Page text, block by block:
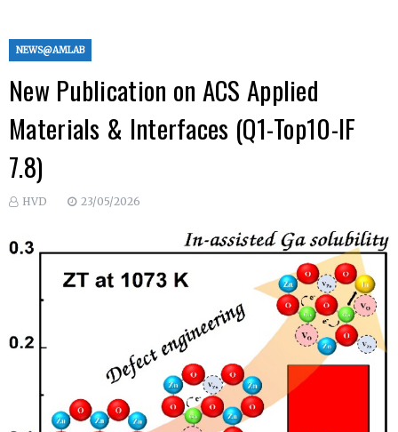
NEWS@AMLAB
New Publication on ACS Applied
Materials & Interfaces (Q1-Top10-IF
7.8)
HVD 23/05/2026